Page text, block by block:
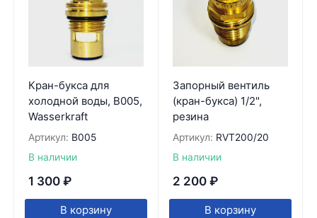
Кран-букса для
холодной воды, B005,
Wasserkraft
Артикул: B005
В наличии
1 300 ₽
В корзину
Запорный вентиль
(кран-букса) 1/2",
резина
Артикул: RVT200/20
В наличии
2 200 ₽
В корзину